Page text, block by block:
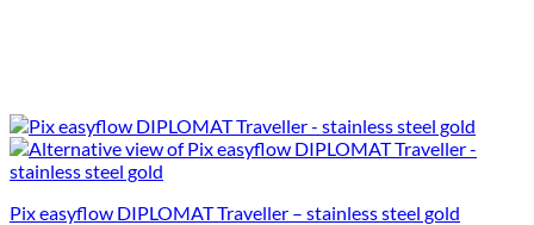
Pix easyflow DIPLOMAT Traveller – stainless steel gold